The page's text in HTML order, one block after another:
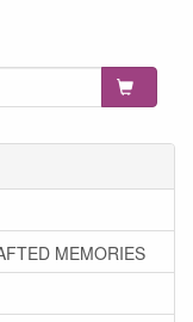
MEMORIES